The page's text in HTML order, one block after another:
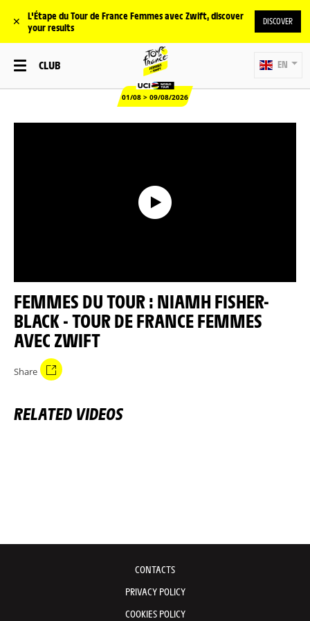
✕
L'Étape du Tour de France Femmes avec Zwift, discover
your results
DISCOVER
CLUB
01/08 > 09/08/2026
EN
FEMMES DU TOUR : NIAMH FISHER-
BLACK - TOUR DE FRANCE FEMMES
AVEC ZWIFT
Share
RELATED VIDEOS
CONTACTS
PRIVACY POLICY
COOKIES POLICY